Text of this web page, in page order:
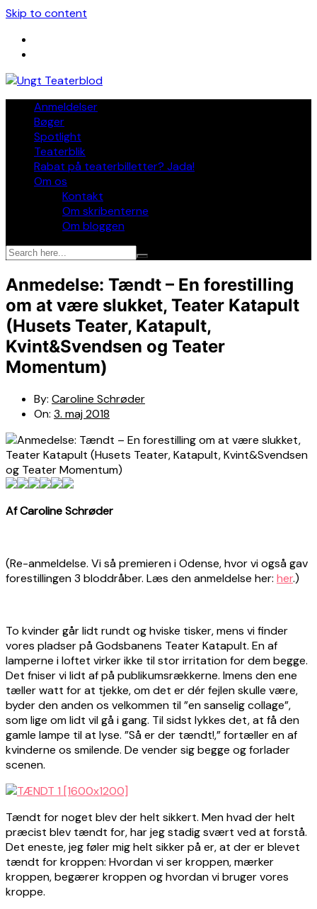
Skip to content
Anmeldelser
Bøger
Spotlight
Teaterblik
Rabat på teaterbilletter? Jada!
Om os
Kontakt
Om skribenterne
Om bloggen
Anmedelse: Tændt – En forestilling
om at være slukket, Teater Katapult
(Husets Teater, Katapult,
Kvint&Svendsen og Teater
Momentum)
By: Caroline Schrøder
On: 3. maj 2018
Af Caroline Schrøder
(Re-anmeldelse. Vi så premieren i Odense, hvor vi også gav
forestillingen 3 bloddråber. Læs den anmeldelse her: her.)
To kvinder går lidt rundt og hviske tisker, mens vi finder
vores pladser på Godsbanens Teater Katapult. En af
lamperne i loftet virker ikke til stor irritation for dem begge.
Det fniser vi lidt af på publikumsrækkerne. Imens den ene
tæller watt for at tjekke, om det er dér fejlen skulle være,
byder den anden os velkommen til ”en sanselig collage”,
som lige om lidt vil gå i gang. Til sidst lykkes det, at få den
gamle lampe til at lyse. ”Så er der tændt!,” fortæller en af
kvinderne os smilende. De vender sig begge og forlader
scenen.
Tændt for noget blev der helt sikkert. Men hvad der helt
præcist blev tændt for, har jeg stadig svært ved at forstå.
Det eneste, jeg føler mig helt sikker på er, at der er blevet
tændt for kroppen: Hvordan vi ser kroppen, mærker
kroppen, begærer kroppen og hvordan vi bruger vores
kroppe.